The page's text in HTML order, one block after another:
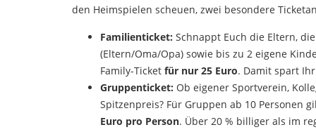
den Heimspielen scheuen, zwei besondere
Familienticket: Schnappt Euch die Eltern,
(Eltern/Oma/Opa) sowie bis zu 2 eigene
Family-Ticket für nur 25 Euro. Damit spart
Gruppenticket: Ob eigener Sportverein,
Spitzenpreis? Für Gruppen ab 10 Personen
Euro pro Person. Über 20 % billiger als im